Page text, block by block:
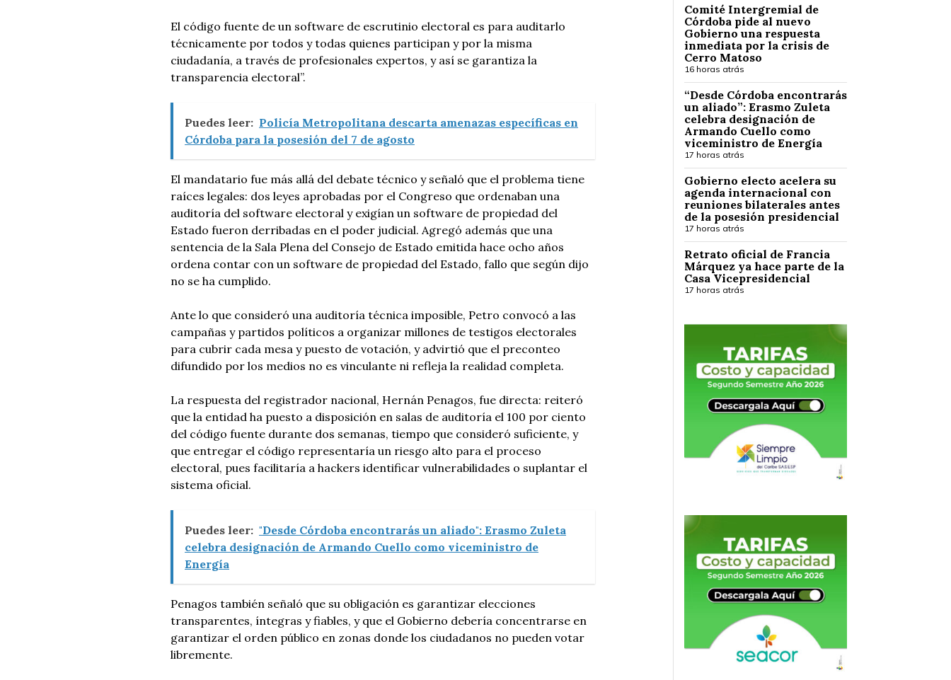
El código fuente de un software de escrutinio electoral es para auditarlo
técnicamente por todos y todas quienes participan y por la misma
ciudadanía, a través de profesionales expertos, y así se garantiza la
transparencia electoral”.
Puedes leer: Policía Metropolitana descarta amenazas específicas en
Córdoba para la posesión del 7 de agosto
El mandatario fue más allá del debate técnico y señaló que el problema tiene
raíces legales: dos leyes aprobadas por el Congreso que ordenaban una
auditoría del software electoral y exigían un software de propiedad del
Estado fueron derribadas en el poder judicial. Agregó además que una
sentencia de la Sala Plena del Consejo de Estado emitida hace ocho años
ordena contar con un software de propiedad del Estado, fallo que según dijo
no se ha cumplido.
Ante lo que consideró una auditoría técnica imposible, Petro convocó a las
campañas y partidos políticos a organizar millones de testigos electorales
para cubrir cada mesa y puesto de votación, y advirtió que el preconteo
difundido por los medios no es vinculante ni refleja la realidad completa.
La respuesta del registrador nacional, Hernán Penagos, fue directa: reiteró
que la entidad ha puesto a disposición en salas de auditoría el 100 por ciento
del código fuente durante dos semanas, tiempo que consideró suficiente, y
que entregar el código representaría un riesgo alto para el proceso
electoral, pues facilitaría a hackers identificar vulnerabilidades o suplantar el
sistema oficial.
Puedes leer: "Desde Córdoba encontrarás un aliado": Erasmo Zuleta
celebra designación de Armando Cuello como viceministro de
Energía
Penagos también señaló que su obligación es garantizar elecciones
transparentes, íntegras y fiables, y que el Gobierno debería concentrarse en
garantizar el orden público en zonas donde los ciudadanos no pueden votar
libremente.
Comité Intergremial de
Córdoba pide al nuevo
Gobierno una respuesta
inmediata por la crisis de
Cerro Matoso
16 horas atrás
“Desde Córdoba encontrarás
un aliado”: Erasmo Zuleta
celebra designación de
Armando Cuello como
viceministro de Energía
17 horas atrás
Gobierno electo acelera su
agenda internacional con
reuniones bilaterales antes
de la posesión presidencial
17 horas atrás
Retrato oficial de Francia
Márquez ya hace parte de la
Casa Vicepresidencial
17 horas atrás